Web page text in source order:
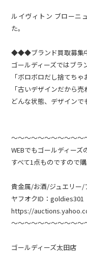
ルイヴィトン ブローニ
た。
◆◆◆ブランド買取募
ゴールディーズではブラ
「ボロボロだし捨てちゃ
「古いデザインだから売
どんな状態、デザインで
～～～～～～～～～～～
WEBでもゴールディーズ
すべて1点ものですので
貴金属/お酒/ジュエリー
ヤフオクID：goldies301
https://
～～～～～～～～～～～
ゴールディーズ太田店